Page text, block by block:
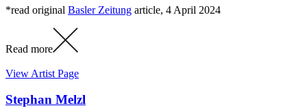
*read original Basler Zeitung article, 4 April 2024
Read more
View Artist Page
Stephan Melzl